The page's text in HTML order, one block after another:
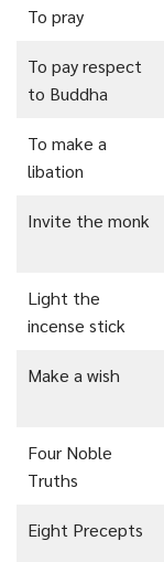
To pray
To pay respect
to Buddha
To make a
libation
Invite the monk
Light the
incense stick
Make a wish
Four Noble
Truths
Eight Precepts